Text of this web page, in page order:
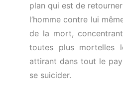
plan qui est de
l’homme contre lui
de la mort,
toutes plus mortelles
attirant dans tout le
se suicider.